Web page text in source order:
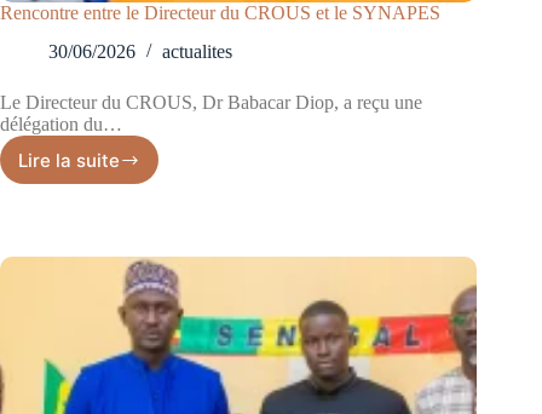
Rencontre entre le Directeur du CROUS et le SYNAPES
30/06/2026
actualites
Le Directeur du CROUS, Dr Babacar Diop, a reçu une
délégation du…
Lire la suite